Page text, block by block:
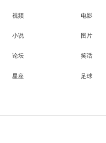
视频 电影
小说 图片
论坛 笑话
星座 足球